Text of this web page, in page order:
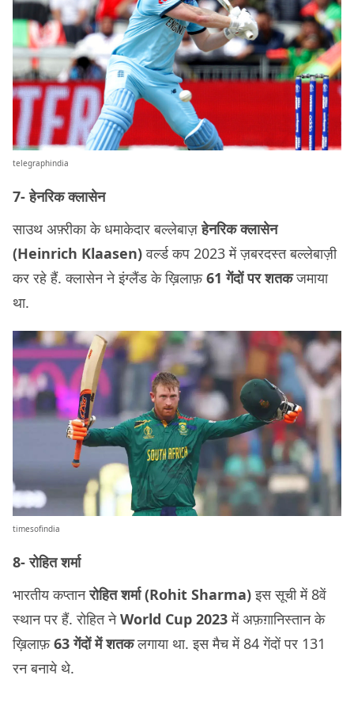
telegraphindia
7- हेनरिक क्लासेन
साउथ अफ़्रीका के धमाकेदार बल्लेबाज़हेनरिक क्लासेन
(Heinrich Klaasen)वर्ल्ड कप 2023 में ज़बरदस्त बल्लेबाज़ी
कर रहे हैं. क्लासेन ने इंग्लैंड के ख़िलाफ़61 गेंदों पर शतकजमाया
था.
timesofindia
8- रोहित शर्मा
भारतीय कप्तानरोहित शर्मा (Rohit Sharma)इस सूची में 8वें
स्थान पर हैं. रोहित नेWorld Cup 2023में अफ़ग़ानिस्तान के
ख़िलाफ़63 गेंदों में शतकलगाया था. इस मैच में 84 गेंदों पर 131
रन बनाये थे.